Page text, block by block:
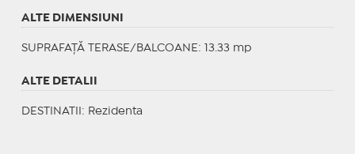
ALTE DIMENSIUNI
SUPRAFAȚĂ TERASE/BALCOANE: 13.33 mp
ALTE DETALII
DESTINATII : Rezidenta